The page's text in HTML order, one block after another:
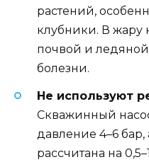
растений,
клубники. В жару
почвой и
болезни.
Не используют
Скважинный
давление 4–6 бар,
рассчитана на